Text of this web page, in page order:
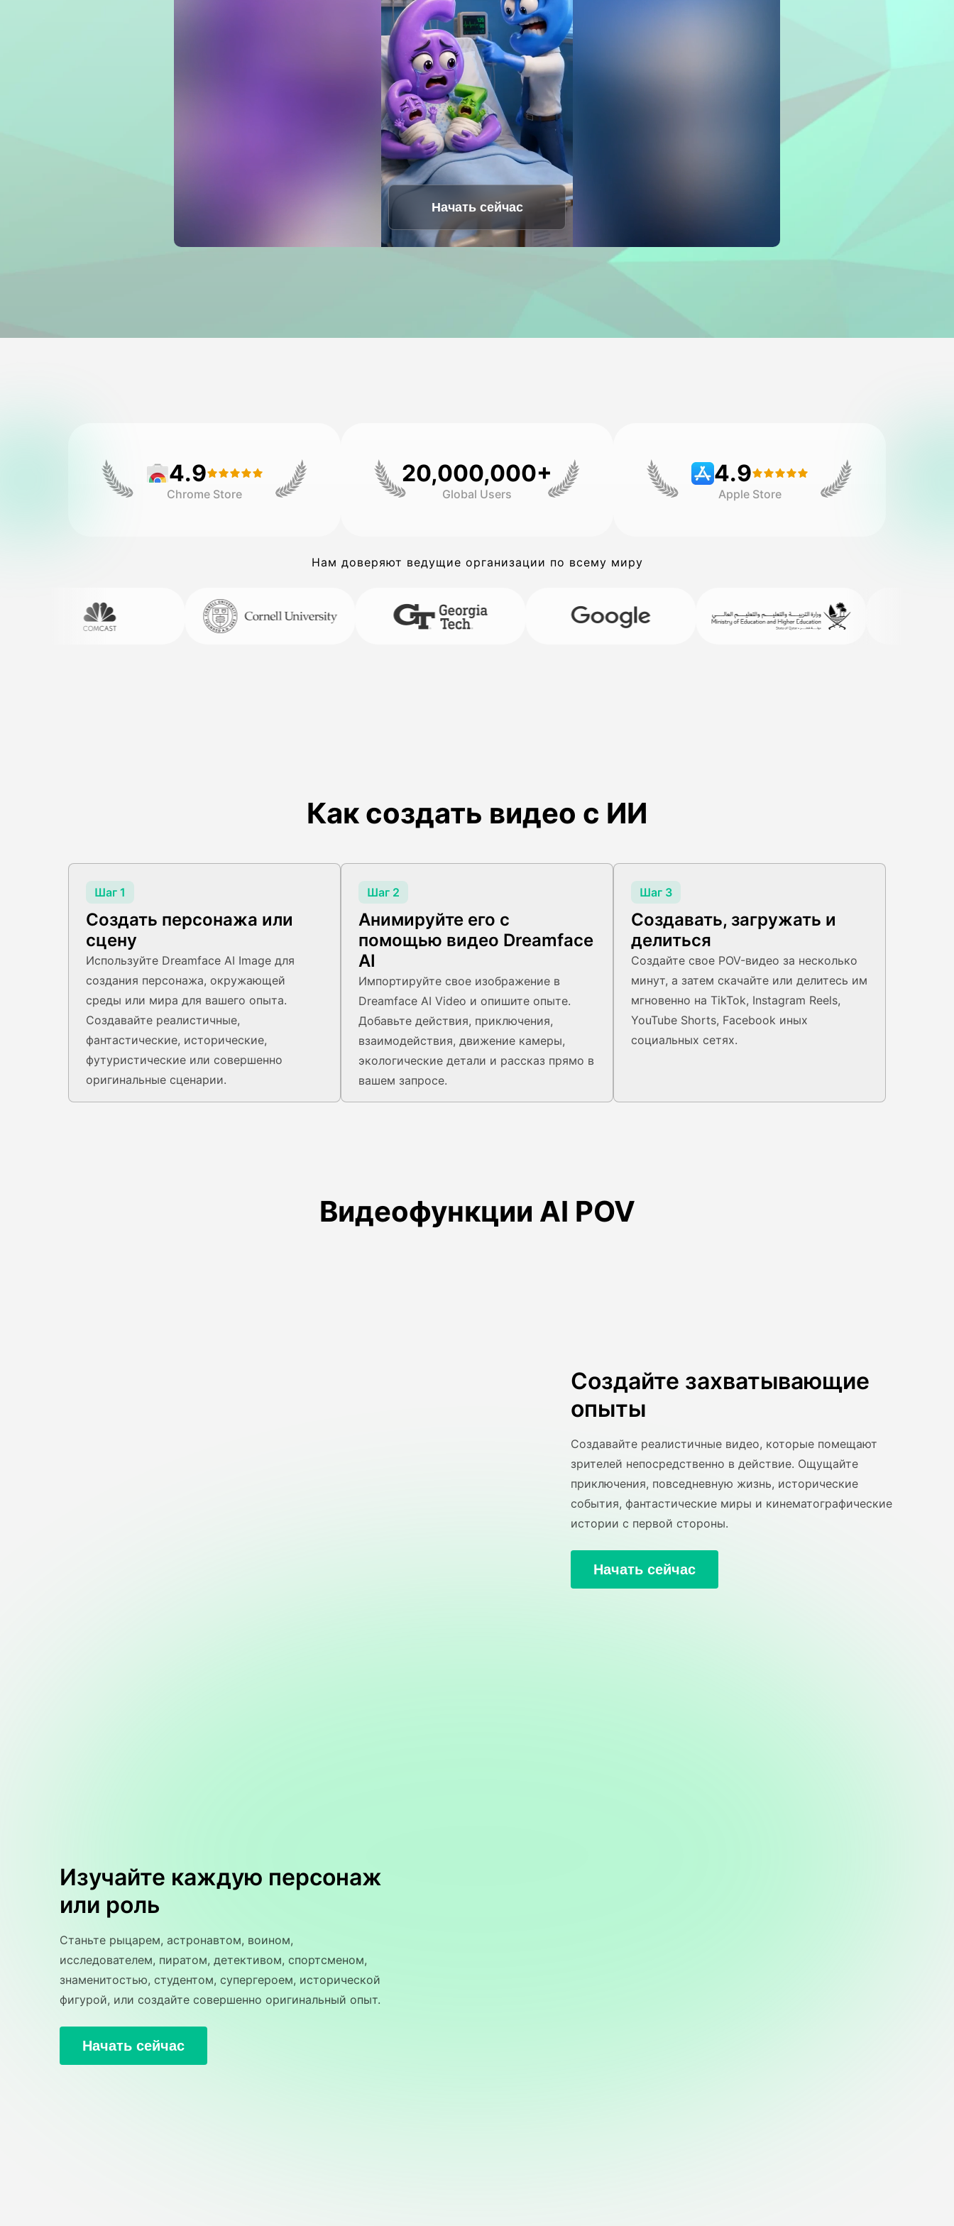
Голосовая студия
Hot
Замена лиц
Перевод видео New
Звук ИИ
Видео навсегда
Начать сейчас
4.9
Chrome Store
20,000,000+
Global Users
4.9
Apple Store
Нам доверяют ведущие организации по всему миру
Как создать видео с ИИ
Шаг 1
Создать персонажа или
сцену
Используйте Dreamface AI Image для
создания персонажа, окружающей
среды или мира для вашего опыта.
Создавайте реалистичные,
фантастические, исторические,
футуристические или совершенно
оригинальные сценарии.
Шаг 2
Анимируйте его с
помощью видео Dreamface
AI
Импортируйте свое изображение в
Dreamface AI Video и опишите опыте.
Добавьте действия, приключения,
взаимодействия, движение камеры,
экологические детали и рассказ прямо в
вашем запросе.
Шаг 3
Создавать, загружать и
делиться
Создайте свое POV-видео за несколько
минут, а затем скачайте или делитесь им
мгновенно на TikTok, Instagram Reels,
YouTube Shorts, Facebook иных
социальных сетях.
Видеофункции AI POV
Создайте захватывающие
опыты
Создавайте реалистичные видео, которые помещают
зрителей непосредственно в действие. Ощущайте
приключения, повседневную жизнь, исторические
события, фантастические миры и кинематографические
истории с первой стороны.
Начать сейчас
Изучайте каждую персонаж
или роль
Станьте рыцарем, астронавтом, воином,
исследователем, пиратом, детективом, спортсменом,
знаменитостью, студентом, супергероем, исторической
фигурой, или создайте совершенно оригинальный опыт.
Начать сейчас